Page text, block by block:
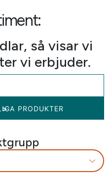
så visar vi
vi erbjuder.
PRODUKTER